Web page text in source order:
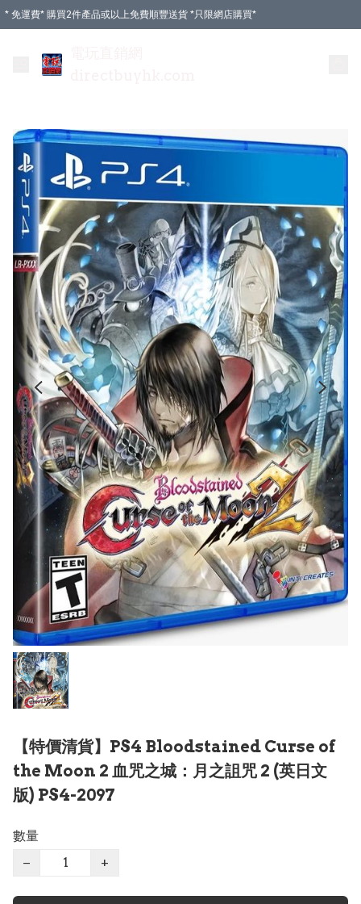
* 免運費* 購買2件產品或以上免費順豐送貨 *只限網店購買*
【特價清貨】PS4 Bloodstained Curse of
the Moon 2 血咒之城：月之詛咒 2 (英日文
版) PS4-2097
數量
−
+